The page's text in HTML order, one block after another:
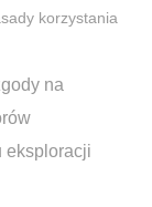
korzystania
na
eksploracji